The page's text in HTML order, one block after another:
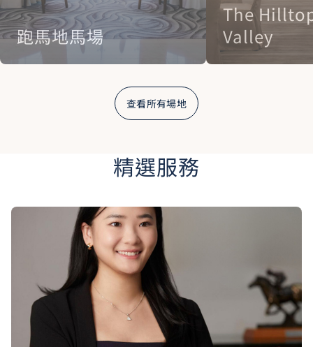
跑馬地馬場
The
Valley
查看所有場地
精選服務